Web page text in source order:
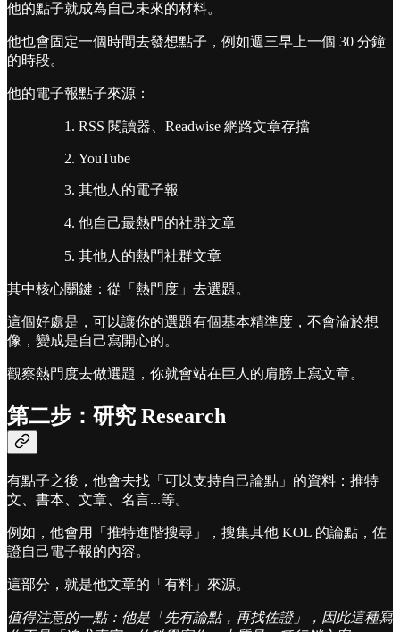
他的點子就成為自己未來的材料。
他也會固定一個時間去發想點子，例如週三早上一個 30 分鐘
的時段。
他的電子報點子來源：
RSS 閱讀器、Readwise 網路文章存擋
YouTube
其他人的電子報
他自己最熱門的社群文章
其他人的熱門社群文章
其中核心關鍵：從「熱門度」去選題。
這個好處是，可以讓你的選題有個基本精準度，不會淪於想
像，變成是自己寫開心的。
觀察熱門度去做選題，你就會站在巨人的肩膀上寫文章。
第二步：研究 Research
有點子之後，他會去找「可以支持自己論點」的資料：推特
文、書本、文章、名言...等。
例如，他會用「推特進階搜尋」，搜集其他 KOL 的論點，佐
證自己電子報的內容。
這部分，就是他文章的「有料」來源。
值得注意的一點：他是「先有論點，再找佐證」，因此這種寫